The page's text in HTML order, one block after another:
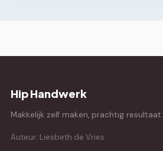
Hip Handwerk
Makkelijk zelf maken, prachtig resultaat.
Auteur: Liesbeth de Vries